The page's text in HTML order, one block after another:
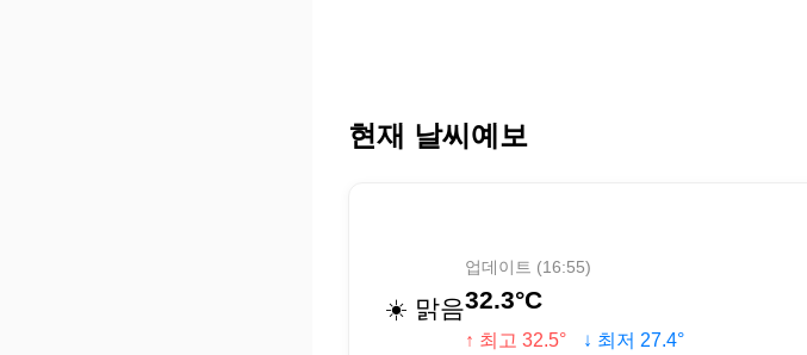
현재 날씨예보
☀️ 맑음
업데이트 (16:55)
32.3°C
↑ 최고 32.5° ↓ 최저 27.4°